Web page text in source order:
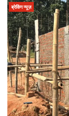
ब्रेकिंग न्यूज़